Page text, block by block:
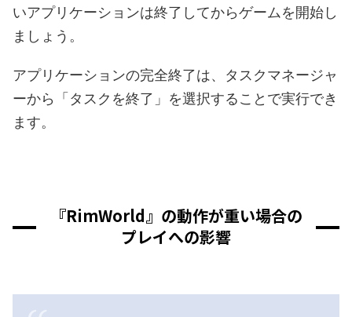
いアプリケーションは終了してからゲームを開始し
ましょう。
アプリケーションの完全終了は、タスクマネージャ
ーから「タスクを終了」を選択することで実行でき
ます。
『RimWorld』の動作が重い場合の
プレイへの影響